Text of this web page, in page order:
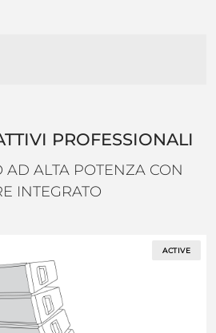
PROFESSIONALI
AD ALTA POTENZA CON
INTEGRATO
ACTIVE